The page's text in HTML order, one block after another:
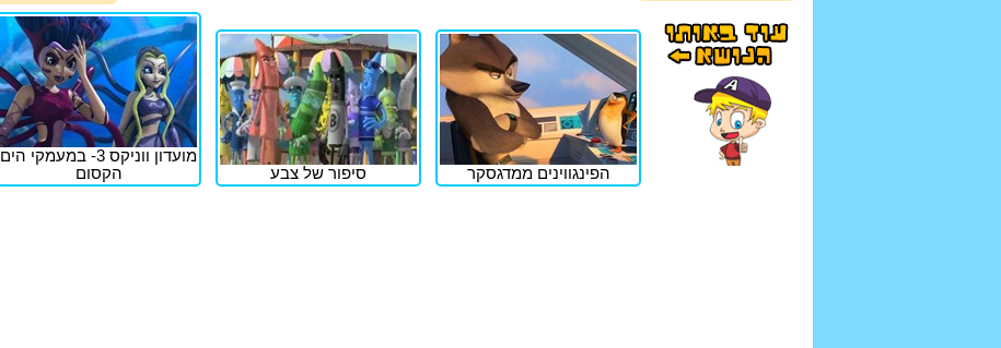
הפינגווינים ממדגסקר סיפור של צבע
מועדון ווניקס 3- במעמקי הים
הקסום